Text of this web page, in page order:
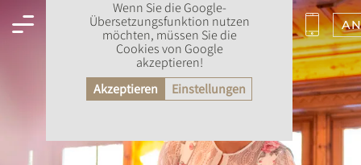
Wenn Sie die Google-
Übersetzungsfunktion nutzen
möchten, müssen Sie die
Cookies von Google
akzeptieren!
Akzeptieren
Einstellungen